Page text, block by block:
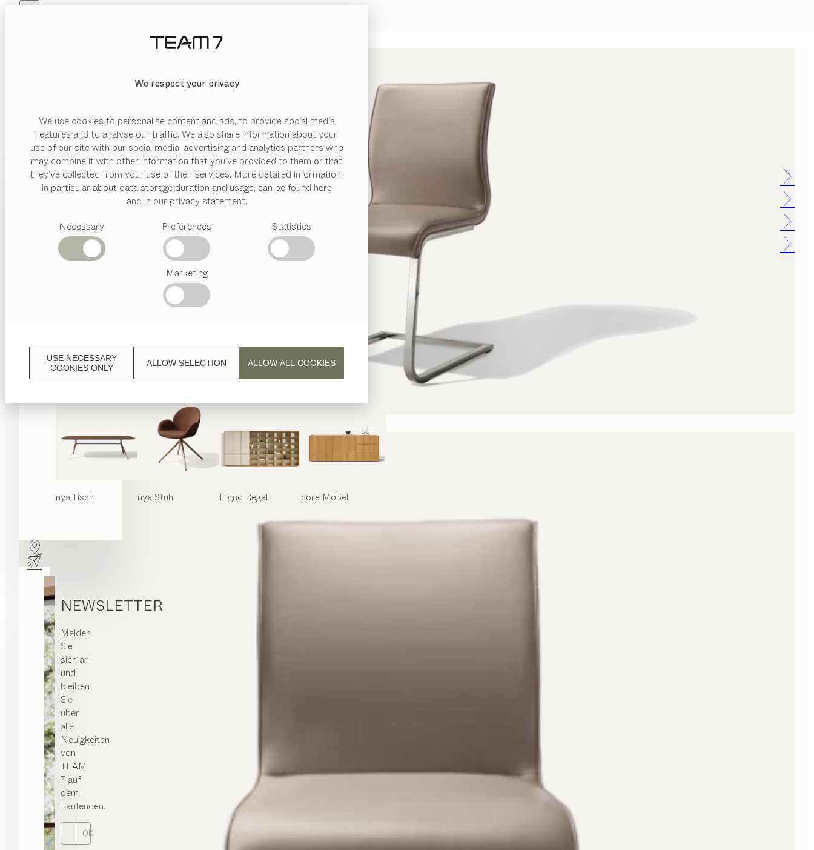
We respect your privacy
We use cookies to personalise content and ads, to provide social media
features and to analyse our traffic. We also share information about your
use of our site with our social media, advertising and analytics partners who
may combine it with other information that you’ve provided to them or that
they’ve collected from your use of their services. More detailed information,
in particular about data storage duration and usage, can be found here
and in our privacy statement.
Necessary
Preferences Statistics
Marketing
USE NECESSARY
COOKIES ONLY
ALLOW SELECTION ALLOW ALL COOKIES
Esstische
Küchen
Regale
Betten
Interior
Design
TEAM
7 Welt
nyaTisch nyaStuhl filigno Regal core Möbel
NEWSLETTER
Melden
Sie
sich an
und
bleiben
Sie
über
alle
Neuigkeiten
von
TEAM
7 auf
dem
Laufenden.
OK
PRODUKTE
ÜBER UNS
HÄNDLER